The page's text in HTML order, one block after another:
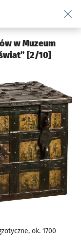
Kultura
w Muzeum
[2/10]
ok. 1700